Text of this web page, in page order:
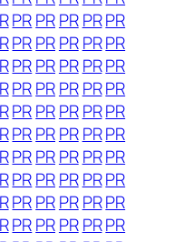
PRPRPR PRPR
PRPRPR PRPR
PRPRPR PRPR
PRPRPR PRPR
PRPRPR PRPR
PRPRPR PRPR
PRPRPR PRPR
PRPRPR PRPR
PRPRPR PRPR
PRPRPR PRPR